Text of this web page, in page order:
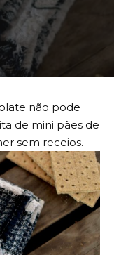
não pode
de mini pães de
sem receios.